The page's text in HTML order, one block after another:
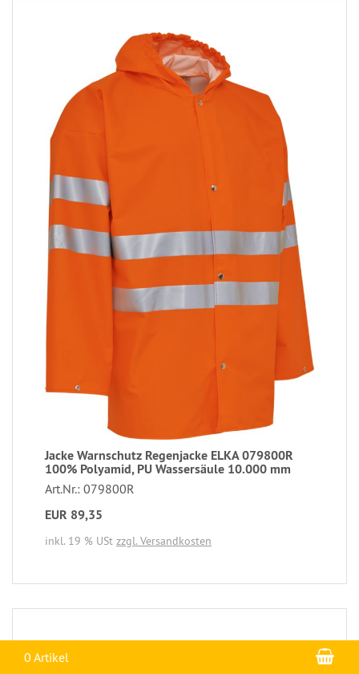
Jacke Warnschutz Regenjacke ELKA 079800R
100% Polyamid, PU Wassersäule 10.000 mm
Art.Nr.: 079800R
EUR 89,35
inkl. 19 % USt zzgl. Versandkosten
0 Artikel